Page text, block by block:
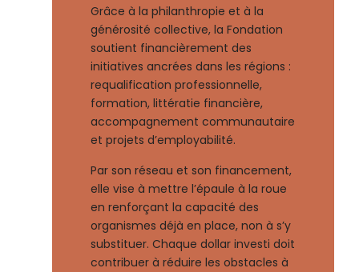
Grâce à la philanthropie et à la
générosité collective, la Fondation
soutient financièrement des
initiatives ancrées dans les régions :
requalification professionnelle,
formation, littératie financière,
accompagnement communautaire
et projets d’employabilité.
Par son réseau et son financement,
elle vise à mettre l’épaule à la roue
en renforçant la capacité des
organismes déjà en place, non à s’y
substituer. Chaque dollar investi doit
contribuer à réduire les obstacles à